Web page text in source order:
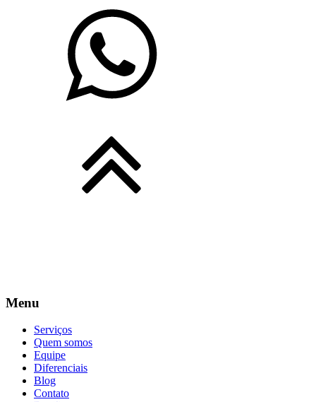
Menu
Serviços
Quem somos
Equipe
Diferenciais
Blog
Contato